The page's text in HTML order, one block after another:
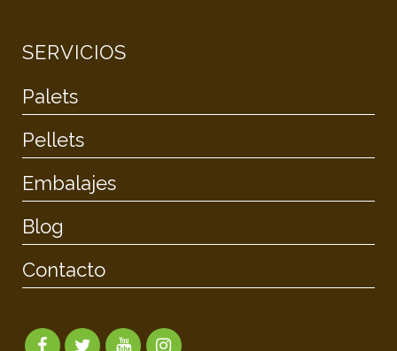
SERVICIOS
Palets
Pellets
Embalajes
Blog
Contacto